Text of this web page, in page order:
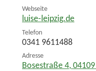
Webseite
luise-leipzig.de
Telefon
0341 9611488
Adresse
Bosestraße 4, 04109